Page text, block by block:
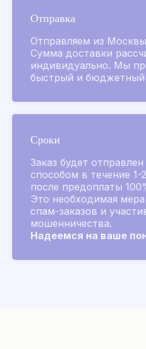
Отправка
Отправляем из
Сумма доставки
индивидуально. Мы
быстрый и бюджетный
Сроки
Заказ будет
способом в течение 1-
после предоплаты
Это необходимая
спам-заказов и
мошенничества.
Надеемся на ваше
Для дома и мыло
Распив
Другие бренды
Подбор аромата
Парфюм на заказ
Акции и скидки
Популярное
Наборы
Магазин